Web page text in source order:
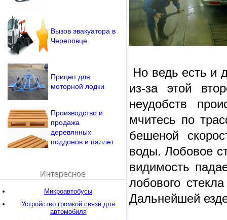
Но ведь есть и
из-за этой
неудобств
мчитесь по
бешеной
воды. Лобовое
видимость
лобового
Дальнейшей
Вызов эвакуатора в
Череповце
Прицеп для
моторной лодки
Производство и
продажа
деревянных
поддонов и паллет
Интересное
Микроавтобусы
Устройство громкой связи для
автомобиля